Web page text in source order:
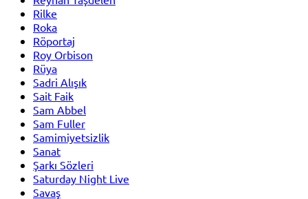
Rilke
Roka
Röportaj
Roy Orbison
Rüya
Sadri Alışık
Sait Faik
Sam Abbel
Sam Fuller
Samimiyetsizlik
Sanat
Şarkı Sözleri
Saturday Night Live
Savaş